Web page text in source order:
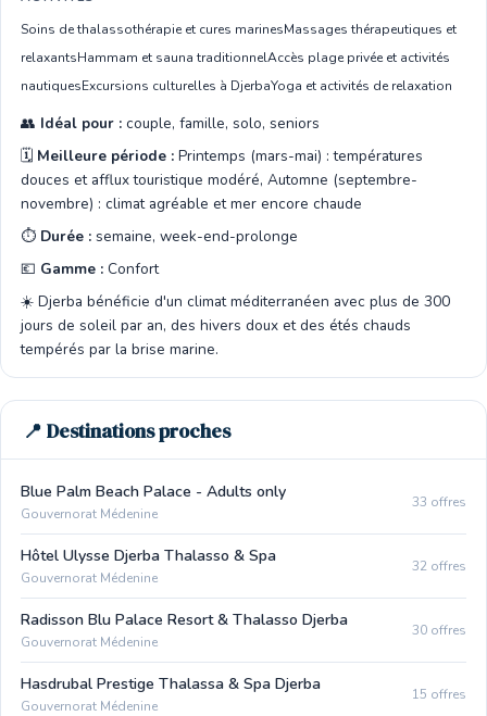
Soins de thalassothérapie et cures marinesMassages thérapeutiques et
relaxantsHammam et sauna traditionnelAccès plage privée et activités
nautiquesExcursions culturelles à DjerbaYoga et activités de relaxation
👥 Idéal pour : couple, famille, solo, seniors
🗓️ Meilleure période : Printemps (mars-mai) : températures
douces et afflux touristique modéré, Automne (septembre-
novembre) : climat agréable et mer encore chaude
⏱️ Durée : semaine, week-end-prolonge
💶 Gamme : Confort
☀️ Djerba bénéficie d'un climat méditerranéen avec plus de 300
jours de soleil par an, des hivers doux et des étés chauds
tempérés par la brise marine.
📍 Destinations proches
Blue Palm Beach Palace - Adults only
Gouvernorat Médenine
33 offres
Hôtel Ulysse Djerba Thalasso & Spa
Gouvernorat Médenine
32 offres
Radisson Blu Palace Resort & Thalasso Djerba
Gouvernorat Médenine
30 offres
Hasdrubal Prestige Thalassa & Spa Djerba
Gouvernorat Médenine
15 offres